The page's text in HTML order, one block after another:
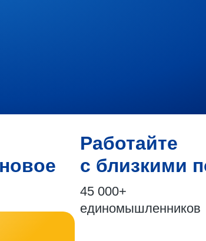
Работайте
с близкими
45 000+
единомышленников